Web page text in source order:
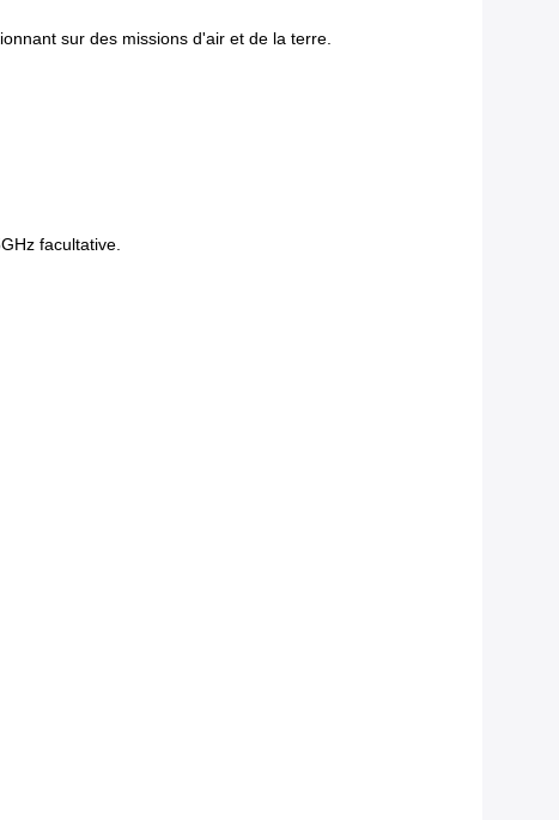
sur des missions d'air et de la terre.
facultative.